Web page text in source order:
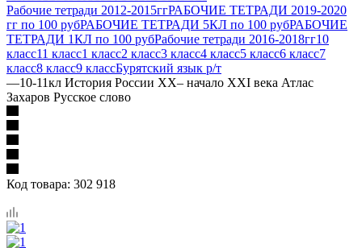
Рабочие тетради 2012-2015ггРАБОЧИЕ ТЕТРАДИ 2019-2020
гг по 100 рубРАБОЧИЕ ТЕТРАДИ 5КЛ по 100 рубРАБОЧИЕ
ТЕТРАДИ 1КЛ по 100 рубРабочие тетради 2016-2018гг10
класс11 класс1 класс2 класс3 класс4 класс5 класс6 класс7
класс8 класс9 классБурятский язык р/т
—10-11кл История России XX– начало XXI века Атлас
Захаров Русское слово
Код товара: 302 918